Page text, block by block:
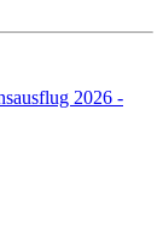
2026 -